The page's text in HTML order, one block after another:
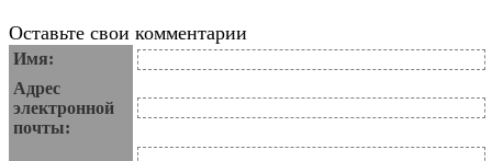
Оставьте свои комментарии
Имя:
Адрес
электронной
почты: